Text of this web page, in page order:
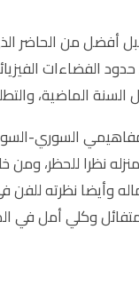
أفضل من الحاضر
الفضاءات
السنة الماضية،
السوري-
نظرا للحظر،
وأيضا نظرته للفن
متفائل وكلي أمل